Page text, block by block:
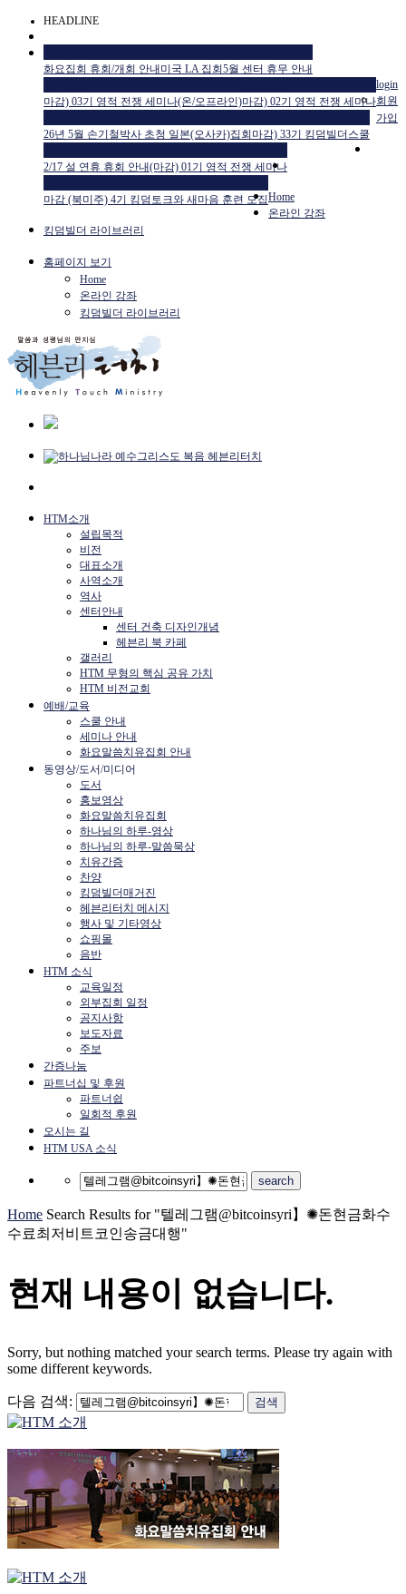
HEADLINE
화요집회 휴회/개회 안내 미국 LA 집회 5월 센터 휴무 안내
마감) 03기 영적 전쟁 세미나(온/오프라인)마감) 02기 영적 전쟁 세미나
26년 5월 손기철박사 초청 일본(오사카)집회 마감) 33기 킹덤빌더스쿨
2/17 설 연휴 휴회 안내(마감) 01기 영적 전쟁 세미나
마감 (북미주) 4기 킹덤토크와 새마음 훈련 모집
login
회원
가입
Home
온라인 강좌
킹덤빌더 라이브러리
홈페이지 보기
Home
온라인 강좌
킹덤빌더 라이브러리
HTM소개
설립목적
비전
대표소개
사역소개
역사
센터안내
센터 건축 디자인개념
헤븐리 북 카페
갤러리
HTM 무형의 핵심 공유 가치
HTM 비전교회
예배/교육
스쿨 안내
세미나 안내
화요말씀치유집회 안내
동영상/도서/미디어
도서
홍보영상
화요말씀치유집회
하나님의 하루-영상
하나님의 하루-말씀묵상
치유간증
찬양
킹덤빌더매거진
헤븐리터치 메시지
행사 및 기타영상
쇼핑몰
음반
HTM 소식
교육일정
외부집회 일정
공지사항
보도자료
주보
간증나눔
파트너십 및 후원
파트너쉽
일회적 후원
오시는 길
HTM USA 소식
Home Search Results for "텔레그램@bitcoinsyri】✺돈현금화수
수료최저비트코인송금대행"
현재 내용이 없습니다.
Sorry, but nothing matched your search terms. Please try again with
some different keywords.
다음 검색: